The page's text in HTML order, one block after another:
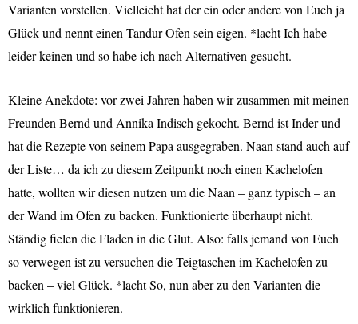
Varianten vorstellen. Vielleicht hat der ein oder andere von Euch ja
Glück und nennt einen Tandur Ofen sein eigen. *lacht Ich habe
leider keinen und so habe ich nach Alternativen gesucht.
Kleine Anekdote: vor zwei Jahren haben wir zusammen mit meinen
Freunden Bernd und Annika Indisch gekocht. Bernd ist Inder und
hat die Rezepte von seinem Papa ausgegraben. Naan stand auch auf
der Liste… da ich zu diesem Zeitpunkt noch einen Kachelofen
hatte, wollten wir diesen nutzen um die Naan – ganz typisch – an
der Wand im Ofen zu backen. Funktionierte überhaupt nicht.
Ständig fielen die Fladen in die Glut. Also: falls jemand von Euch
so verwegen ist zu versuchen die Teigtaschen im Kachelofen zu
backen – viel Glück. *lacht So, nun aber zu den Varianten die
wirklich funktionieren.